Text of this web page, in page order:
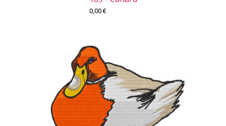
0,00€